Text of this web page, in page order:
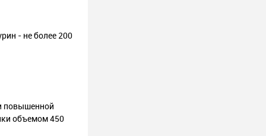
- не более 200
повышенной
объемом 450